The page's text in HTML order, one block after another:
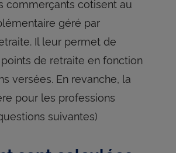
commerçants cotisent au
géré par
Il leur permet de
de retraite en fonction
versées. En revanche, la
pour les professions
suivantes)